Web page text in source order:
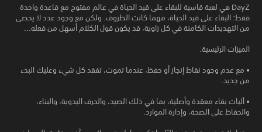
DayZ هي لعبة قاسية للبقاء على قيد الحياة في عالم مفتوح مع قاعدة واحدة
فقط: البقاء على قيد الحياة، مهما كانت الظروف. ولكن مع وجود عدد لا يحصى
من التهديدات الكامنة في كل زاوية، قد يكون قول الكلام أسهل من فعله...
الميزات الرئيسية:
• مع عدم وجود نقاط إنجاز أو حفظ، عندما تموت، تفقد كل شيء وعليك البدء
من جديد.
• آليات بقاء معقدة وأصلية، بما في ذلك الصيد، والحرف اليدوية، والبناء،
والحفاظ على الصحة، وإدارة الموارد.